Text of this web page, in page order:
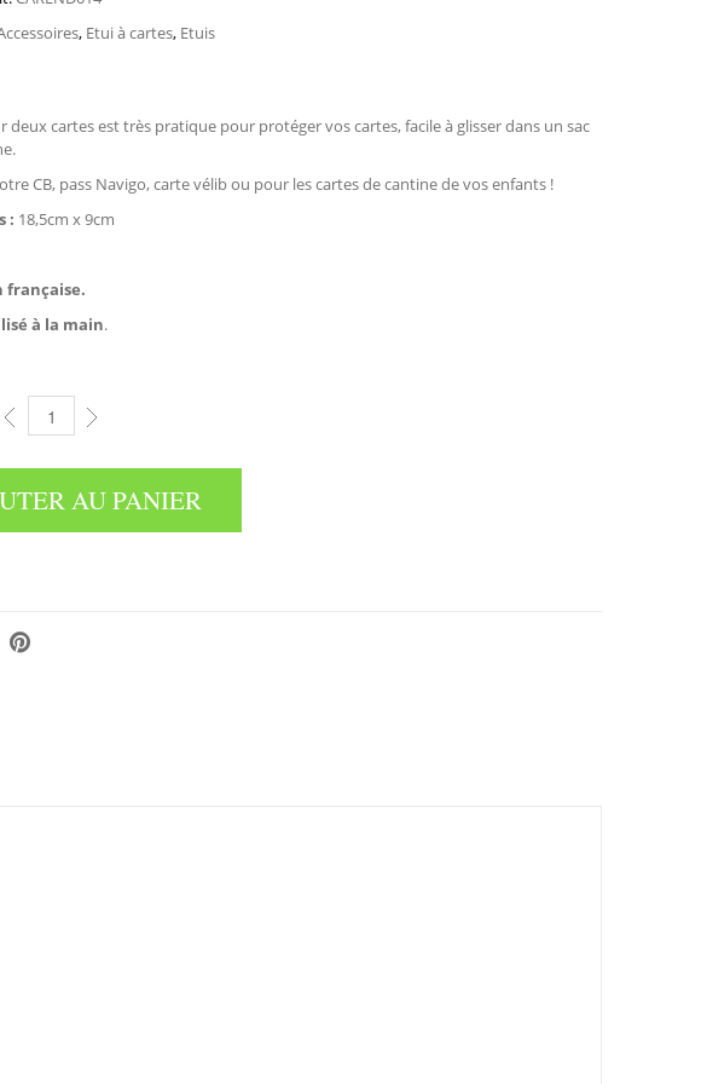
, Etui à cartes, Etuis
deux cartes est très pratique pour protéger vos cartes, facile à glisser dans un sac
CB, pass Navigo, carte vélib ou pour les cartes de cantine de vos enfants !
: 18,5cm x 9cm
française.
à la main.
ETUI POUR DEUX CARTES QUANTITÉ
AU PANIER